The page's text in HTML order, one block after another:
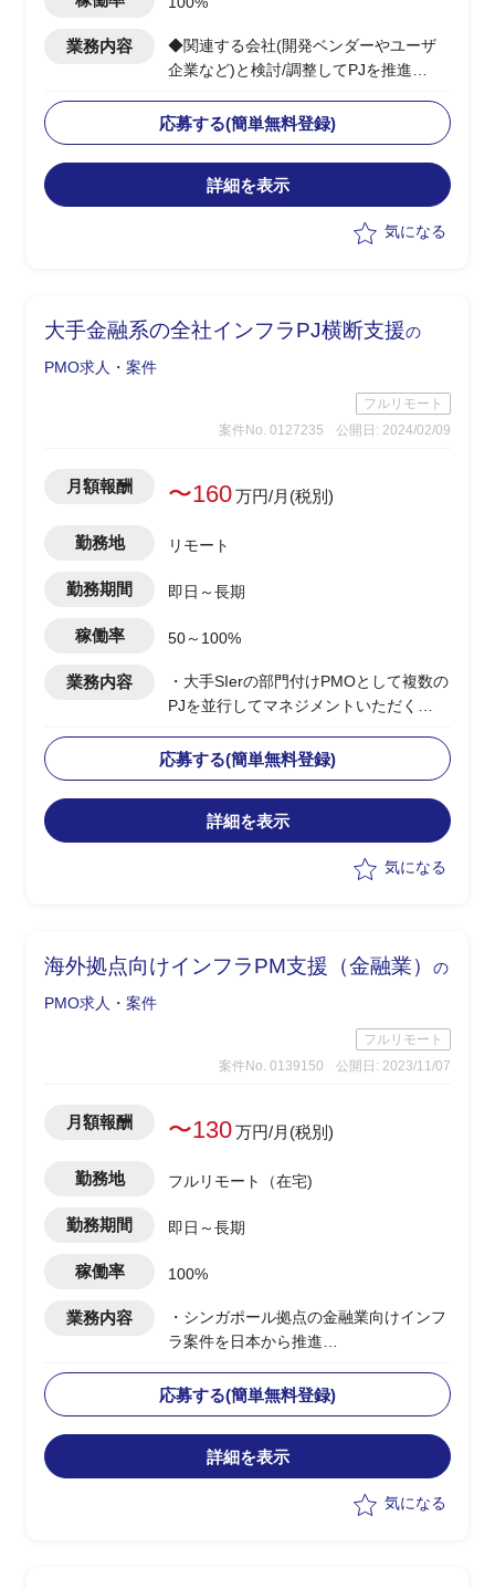
業務内容
◆関連する会社(開発ベンダーやユーザ
企業など)と検討/調整してPJを推進
のPMOを担当する
・全体としては複数年で開発する大規模
なPJ。
応募する(簡単無料登録)
詳細を表示
気になる
大手金融系の全社インフラPJ横断支援の
PMO求人・案件
フルリモート
案件No. 0127235
公開日: 2024/02/09
月額報酬 〜160万円/月(税別)
勤務地 リモート
勤務期間 即日～長期
稼働率 50～100%
業務内容
・大手SIerの部門付けPMOとして複数の
PJを並行してマネジメントいただく
ド会社に対してインフラ領域の保守、開
発を行っている
・複数PJの横断的なPMO支援(課題管
理、進捗管理など)
・必要に応じて部門全体の組織改善施策
応募する(簡単無料登録)
詳細を表示
気になる
海外拠点向けインフラPM支援（金融業）
の
PMO求人・案件
フルリモート
案件No. 0139150
公開日: 2023/11/07
月額報酬 〜130万円/月(税別)
勤務地 フルリモート（在宅)
勤務期間 即日～長期
稼働率 100%
業務内容
・シンガポール拠点の金融業向けインフ
ラ案件を日本から推進
とコミュニケーションを取る
・複数PJの上流～環境構築までがスコー
プ
・英語での成果物作成/顧客内定例MTG
応募する(簡単無料登録)
詳細を表示
気になる